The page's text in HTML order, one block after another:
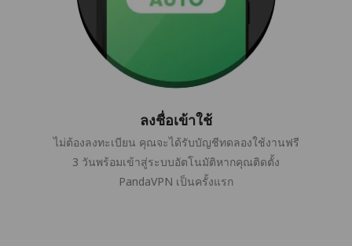
ลงชื่อเข้าใช้
ไม่ต้องลงทะเบียน คุณจะได้รับบัญชีทดลองใช้งานฟรี
3 วันพร้อมเข้าสู่ระบบอัตโนมัติหากคุณติดตั้ง
PandaVPN เป็นครั้งแรก